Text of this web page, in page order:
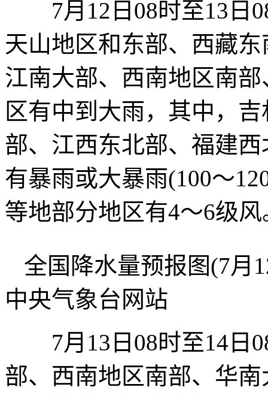
7月12日08时至13日
天山地区和东部、西藏
江南大部、西南地区南
区有中到大雨，其中，
部、江西东北部、福建
有暴雨或大暴雨(100～
等地部分地区有4～6级风
全国降水量预报图(7月
中央气象台网站
7月13日08时至14日
部、西南地区南部、华